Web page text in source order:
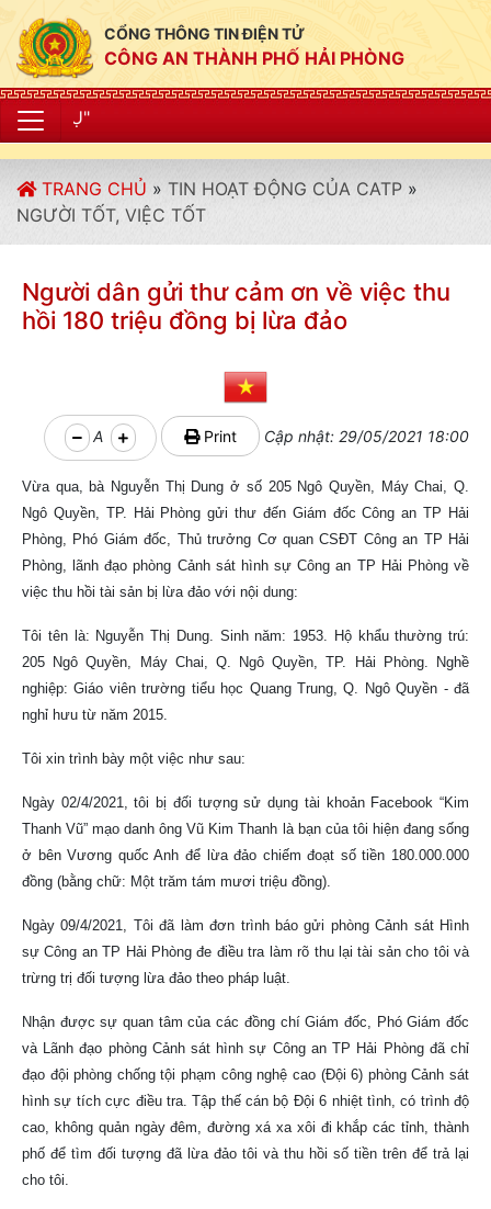
CỔNG THÔNG TIN ĐIỆN TỬ
CÔNG AN THÀNH PHỐ HẢI PHÒNG
TRANG CHỦ » TIN HOẠT ĐỘNG CỦA CATP »
NGƯỜI TỐT, VIỆC TỐT
Người dân gửi thư cảm ơn về việc thu
hồi 180 triệu đồng bị lừa đảo
A Print Cập nhật: 29/05/2021 18:00
Vừa qua, bà Nguyễn Thị Dung ở số 205 Ngô Quyền, Máy Chai, Q.
Ngô Quyền, TP. Hải Phòng gửi thư đến Giám đốc Công an TP Hải
Phòng, Phó Giám đốc, Thủ trưởng Cơ quan CSĐT Công an TP Hải
Phòng, lãnh đạo phòng Cảnh sát hình sự Công an TP Hải Phòng về
việc thu hồi tài sản bị lừa đảo với nội dung:
Tôi tên là: Nguyễn Thị Dung. Sinh năm: 1953. Hộ khẩu thường trú:
205 Ngô Quyền, Máy Chai, Q. Ngô Quyền, TP. Hải Phòng. Nghề
nghiệp: Giáo viên trường tiểu học Quang Trung, Q. Ngô Quyền - đã
nghỉ hưu từ năm 2015.
Tôi xin trình bày một việc như sau:
Ngày 02/4/2021, tôi bị đối tượng sử dụng tài khoản Facebook “Kim
Thanh Vũ” mạo danh ông Vũ Kim Thanh là bạn của tôi hiện đang sống
ở bên Vương quốc Anh để lừa đảo chiếm đoạt số tiền 180.000.000
đồng (bằng chữ: Một trăm tám mươi triệu đồng).
Ngày 09/4/2021, Tôi đã làm đơn trình báo gửi phòng Cảnh sát Hình
sự Công an TP Hải Phòng đe điều tra làm rõ thu lại tài sản cho tôi và
trừng trị đối tượng lừa đảo theo pháp luật.
Nhận được sự quan tâm của các đồng chí Giám đốc, Phó Giám đốc
và Lãnh đạo phòng Cảnh sát hình sự Công an TP Hải Phòng đã chỉ
đạo đội phòng chống tội phạm công nghệ cao (Đội 6) phòng Cảnh sát
hình sự tích cực điều tra. Tập thế cán bộ Đội 6 nhiệt tình, có trình độ
cao, không quản ngày đêm, đường xá xa xôi đi khắp các tỉnh, thành
phố để tìm đối tượng đã lừa đảo tôi và thu hồi số tiền trên để trả lại
cho tôi.